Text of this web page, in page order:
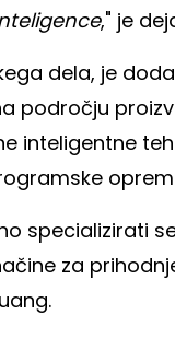
," je
dela, je
področju
inteligentne
specializirati
za